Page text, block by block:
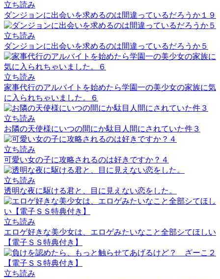
立ち読み
ダンジョンに出会いを求めるのは間違っているだろうか１９
立ち読み
ダンジョンに出会いを求めるのは間違っているだろうか５
立ち読み
家事代行のアルバイトを始めたら学園一の美少女の家族に気
に入られちゃいました。６
立ち読み
お隣の天使様にいつの間にか駄目人間にされていた件３
立ち読み
可愛い女の子に攻略されるのは好きですか？４
立ち読み
透明な夜に駆ける君と、目に見えない恋をした。
立ち読み
エロゲ好きな美少女は、エロゲみたいなこと全部シてほしい
【電子ＳＳ特典付き】
立ち読み